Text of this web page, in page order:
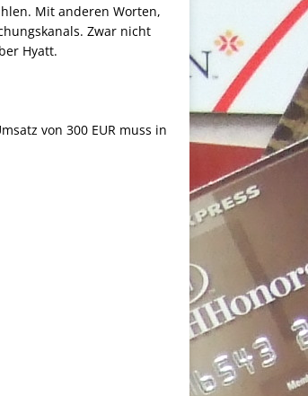
Mit anderen Worten,
Zwar nicht
Hyatt.
von 300 EUR muss in